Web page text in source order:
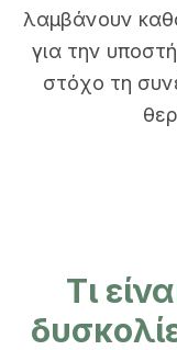
λαμβάνουν
για την
στόχο τη
Τι